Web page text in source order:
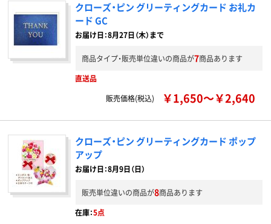
クローズ・ピン グリーティングカード お礼カ
ード GC
お届け日：8月27日（木）まで
商品タイプ・販売単位違いの商品が7商品あります
直送品
販売価格(税込)
￥1,650～￥2,640
クローズ・ピン グリーティングカード ポップ
アップ
お届け日：8月9日（日）
販売単位違いの商品が8商品あります
在庫：5点